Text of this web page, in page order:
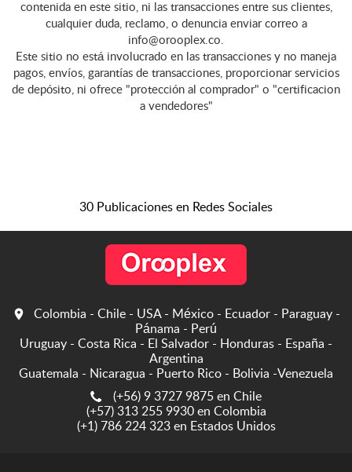
contenida en este sitio, ni las transacciones entre sus clientes,
cualquier duda, reclamo, o denuncia enviar correo a
info@orooplex.co.
Este sitio no está involucrado en las transacciones y no maneja
pagos, envíos, garantías de transacciones, proporcionar servicios
de depósito, ni ofrece "protección al comprador" o "certificacion
a vendedores"
30 Publicaciones en Redes Sociales
Colombia - Chile - USA - México - Ecuador - Paraguay -
Pánama - Perú
Uruguay - Costa Rica - El Salvador - Honduras - España -
Argentina
Guatemala - Nicaragua - Puerto Rico - Bolivia -Venezuela
(+56) 9 3727 9875 en Chile
(+57) 313 255 9930 en Colombia
(+1) 786 224 323 en Estados Unidos